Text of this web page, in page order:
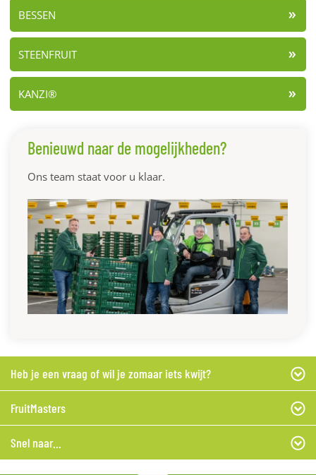
BESSEN
STEENFRUIT
KANZI®
Benieuwd naar de mogelijkheden?
Ons team staat voor u klaar.
Heb je een vraag of wil je zomaar iets kwijt?
FruitMasters
Snel naar...